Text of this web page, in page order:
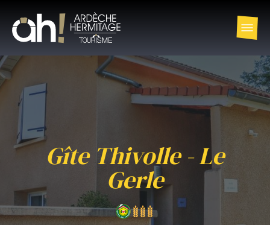
Gîte Thivolle - Le
Gerle